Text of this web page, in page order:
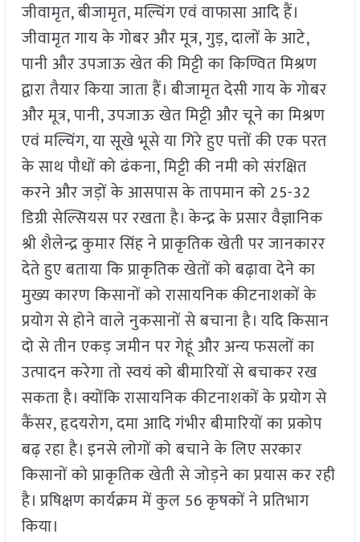
जीवामृत, बीजामृत, मल्चिंग एवं वाफासा आदि हैं।
जीवामृत गाय के गोबर और मूत्र, गुड़, दालों के आटे,
पानी और उपजाऊ खेत की मिट्टी का किण्वित मिश्रण
द्वारा तैयार किया जाता हैं। बीजामृत देसी गाय के गोबर
और मूत्र, पानी, उपजाऊ खेत मिट्टी और चूने का मिश्रण
एवं मल्चिंग, या सूखे भूसे या गिरे हुए पत्तों की एक परत
के साथ पौधों को ढंकना, मिट्टी की नमी को संरक्षित
करने और जड़ों के आसपास के तापमान को 25-32
डिग्री सेल्सियस पर रखता है। केन्द्र के प्रसार वैज्ञानिक
श्री शैलेन्द्र कुमार सिंह ने प्राकृतिक खेती पर जानकारर
देते हुए बताया कि प्राकृतिक खेतों को बढ़ावा देने का
मुख्य कारण किसानों को रासायनिक कीटनाशकों के
प्रयोग से होने वाले नुकसानों से बचाना है। यदि किसान
दो से तीन एकड़ जमीन पर गेहूं और अन्य फसलों का
उत्पादन करेगा तो स्वयं को बीमारियों से बचाकर रख
सकता है। क्योंकि रासायनिक कीटनाशकों के प्रयोग से
कैंसर, हृदयरोग, दमा आदि गंभीर बीमारियों का प्रकोप
बढ़ रहा है। इनसे लोगों को बचाने के लिए सरकार
किसानों को प्राकृतिक खेती से जोड़ने का प्रयास कर रही
है। प्रषिक्षण कार्यक्रम में कुल 56 कृषकों ने प्रतिभाग
किया।